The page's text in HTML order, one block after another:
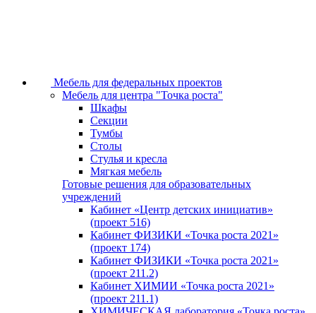
Мебель для федеральных проектов
Мебель для центра "Точка роста"
Шкафы
Секции
Тумбы
Столы
Стулья и кресла
Мягкая мебель
Готовые решения для образовательных
учреждений
Кабинет «Центр детских инициатив»
(проект 516)
Кабинет ФИЗИКИ «Точка роста 2021»
(проект 174)
Кабинет ФИЗИКИ «Точка роста 2021»
(проект 211.2)
Кабинет ХИМИИ «Точка роста 2021»
(проект 211.1)